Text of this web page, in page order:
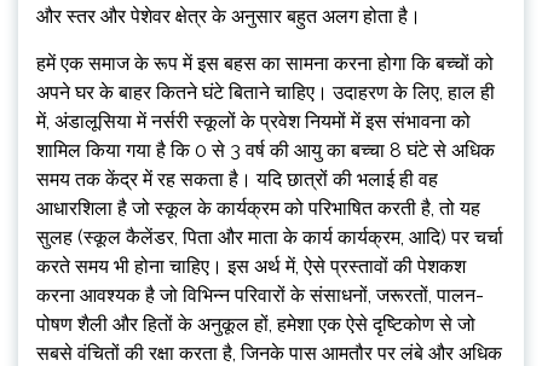
और स्तर और पेशेवर क्षेत्र के अनुसार बहुत अलग होता है।
हमें एक समाज के रूप में इस बहस का सामना करना होगा कि बच्चों को
अपने घर के बाहर कितने घंटे बिताने चाहिए। उदाहरण के लिए, हाल ही
में, अंडालूसिया में नर्सरी स्कूलों के प्रवेश नियमों में इस संभावना को
शामिल किया गया है कि 0 से 3 वर्ष की आयु का बच्चा 8 घंटे से अधिक
समय तक केंद्र में रह सकता है। यदि छात्रों की भलाई ही वह
आधारशिला है जो स्कूल के कार्यक्रम को परिभाषित करती है, तो यह
सुलह (स्कूल कैलेंडर, पिता और माता के कार्य कार्यक्रम, आदि) पर चर्चा
करते समय भी होना चाहिए। इस अर्थ में, ऐसे प्रस्तावों की पेशकश
करना आवश्यक है जो विभिन्न परिवारों के संसाधनों, जरूरतों, पालन-
पोषण शैली और हितों के अनुकूल हों, हमेशा एक ऐसे दृष्टिकोण से जो
सबसे वंचितों की रक्षा करता है, जिनके पास आमतौर पर लंबे और अधिक